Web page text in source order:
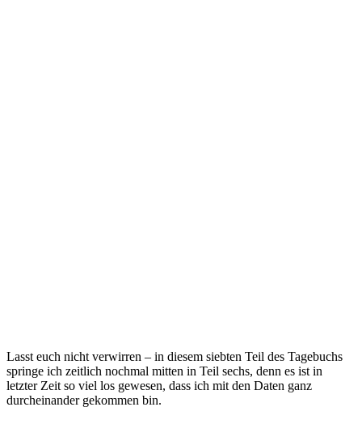
Lasst euch nicht verwirren – in diesem siebten Teil des Tagebuchs
springe ich zeitlich nochmal mitten in Teil sechs, denn es ist in
letzter Zeit so viel los gewesen, dass ich mit den Daten ganz
durcheinander gekommen bin.